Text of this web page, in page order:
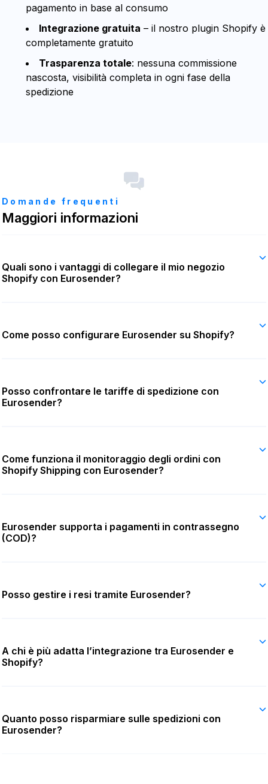
pagamento in base al consumo
Integrazione gratuita – il nostro plugin Shopify è
completamente gratuito
Trasparenza totale: nessuna commissione
nascosta, visibilità completa in ogni fase della
spedizione
Domande frequenti
Maggiori informazioni
Quali sono i vantaggi di collegare il mio negozio
Shopify con Eurosender?
Come posso configurare Eurosender su Shopify?
Posso confrontare le tariffe di spedizione con
Eurosender?
Come funziona il monitoraggio degli ordini con
Shopify Shipping con Eurosender?
Eurosender supporta i pagamenti in contrassegno
(COD)?
Posso gestire i resi tramite Eurosender?
A chi è più adatta l’integrazione tra Eurosender e
Shopify?
Quanto posso risparmiare sulle spedizioni con
Eurosender?